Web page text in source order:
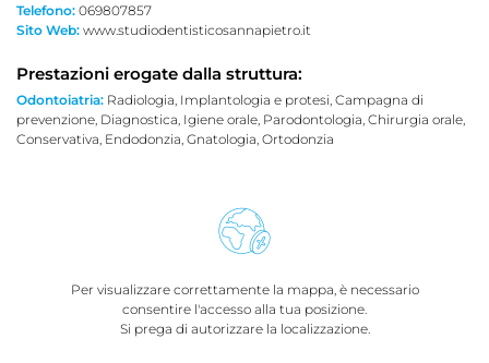
Telefono: 069807857
Sito Web: www.studiodentisticosannapietro.it
Prestazioni erogate dalla struttura:
Odontoiatria: Radiologia, Implantologia e protesi, Campagna di
prevenzione, Diagnostica, Igiene orale, Parodontologia, Chirurgia orale,
Conservativa, Endodonzia, Gnatologia, Ortodonzia
Per visualizzare correttamente la mappa, è necessario
consentire l'accesso alla tua posizione.
Si prega di autorizzare la localizzazione.